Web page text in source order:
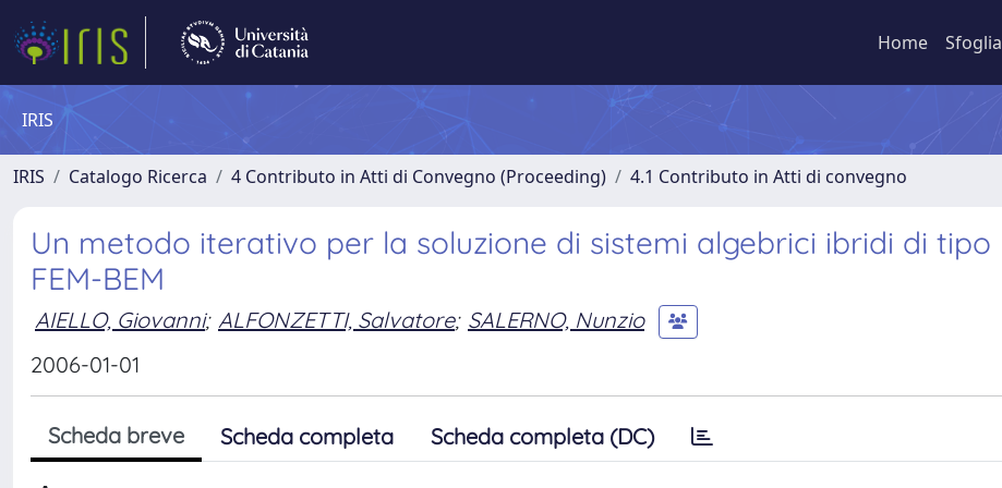
Home Sfoglia
IRIS
IRIS Catalogo Ricerca 4 Contributo in Atti di Convegno (Proceeding) 4.1 Contributo in Atti di convegno
Un metodo iterativo per la soluzione di sistemi algebrici ibridi di tipo
FEM-BEM
AIELLO, Giovanni; ALFONZETTI, Salvatore; SALERNO, Nunzio
2006-01-01
Scheda breve Scheda completa Scheda completa (DC)